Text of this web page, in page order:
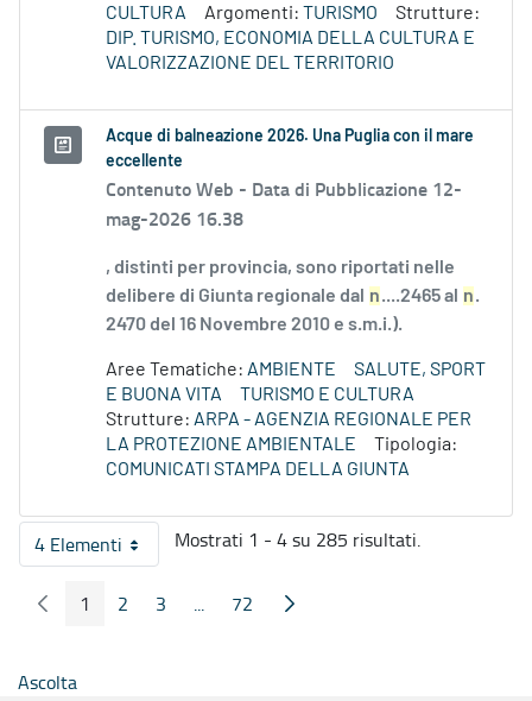
CULTURA
Argomenti: TURISMO
Strutture:
DIP. TURISMO, ECONOMIA DELLA CULTURA E
VALORIZZAZIONE DEL TERRITORIO
Acque di balneazione 2026. Una Puglia con il mare
eccellente
Contenuto Web - Data di Pubblicazione 12-
mag-2026 16.38
, distinti per provincia, sono riportati nelle
delibere di Giunta regionale dal n....2465 al n.
2470 del 16 Novembre 2010 e s.m.i.).
Aree Tematiche: AMBIENTE
SALUTE, SPORT
E BUONA VITA
TURISMO E CULTURA
Strutture: ARPA - AGENZIA REGIONALE PER
LA PROTEZIONE AMBIENTALE
Tipologia:
COMUNICATI STAMPA DELLA GIUNTA
4 ElementiPer pagina
Mostrati 1 - 4 su 285 risultati.
Pagina Precedente
Pagina
1 Pagina
2 Pagina
3 ...
Pagine intermedie
Pagina
72 Pagina Seguente
Ascolta